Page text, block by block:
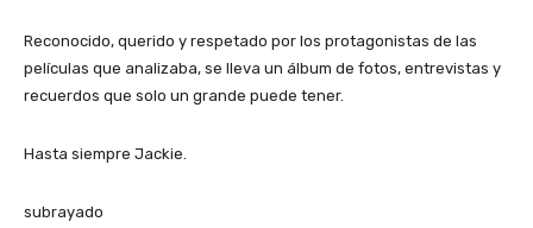
Reconocido, querido y respetado por los protagonistas de las
películas que analizaba, se lleva un álbum de fotos, entrevistas y
recuerdos que solo un grande puede tener.
Hasta siempre Jackie.
subrayado